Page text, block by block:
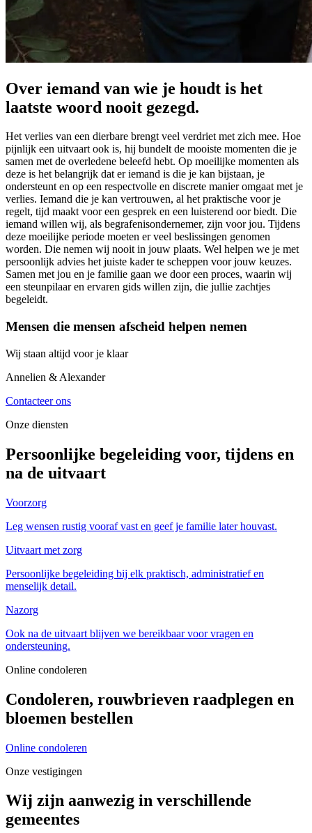
Over iemand van wie je houdt is het
laatste woord nooit gezegd.
Het verlies van een dierbare brengt veel verdriet met zich mee. Hoe
pijnlijk een uitvaart ook is, hij bundelt de mooiste momenten die je
samen met de overledene beleefd hebt. Op moeilijke momenten als
deze is het belangrijk dat er iemand is die je kan bijstaan, je
ondersteunt en op een respectvolle en discrete manier omgaat met je
verlies. Iemand die je kan vertrouwen, al het praktische voor je
regelt, tijd maakt voor een gesprek en een luisterend oor biedt. Die
iemand willen wij, als begrafenisondernemer, zijn voor jou. Tijdens
deze moeilijke periode moeten er veel beslissingen genomen
worden. Die nemen wij nooit in jouw plaats. Wel helpen we je met
persoonlijk advies het juiste kader te scheppen voor jouw keuzes.
Samen met jou en je familie gaan we door een proces, waarin wij
een steunpilaar en ervaren gids willen zijn, die jullie zachtjes
begeleidt.
Mensen die mensen afscheid helpen nemen
Wij staan altijd voor je klaar
Annelien & Alexander
Contacteer ons
Onze diensten
Persoonlijke begeleiding voor, tijdens en
na de uitvaart
Voorzorg
Leg wensen rustig vooraf vast en geef je familie later houvast.
Uitvaart met zorg
Persoonlijke begeleiding bij elk praktisch, administratief en
menselijk detail.
Nazorg
Ook na de uitvaart blijven we bereikbaar voor vragen en
ondersteuning.
Online condoleren
Condoleren, rouwbrieven raadplegen en
bloemen bestellen
Online condoleren
Onze vestigingen
Wij zijn aanwezig in verschillende
gemeentes